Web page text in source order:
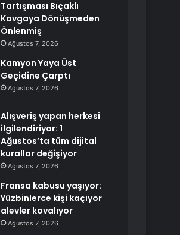
Tartışması Bıçaklı
Kavgaya Dönüşmeden
Önlenmiş
Ağustos 7, 2026
Kamyon Yaya Üst
Geçidine Çarptı
Ağustos 7, 2026
Alışveriş yapan herkesi
ilgilendiriyor: 1
Ağustos’ta tüm dijital
kurallar değişiyor
Ağustos 7, 2026
Fransa kabusu yaşıyor:
Yüzbinlerce kişi kaçıyor
alevler kovalıyor
Ağustos 7, 2026